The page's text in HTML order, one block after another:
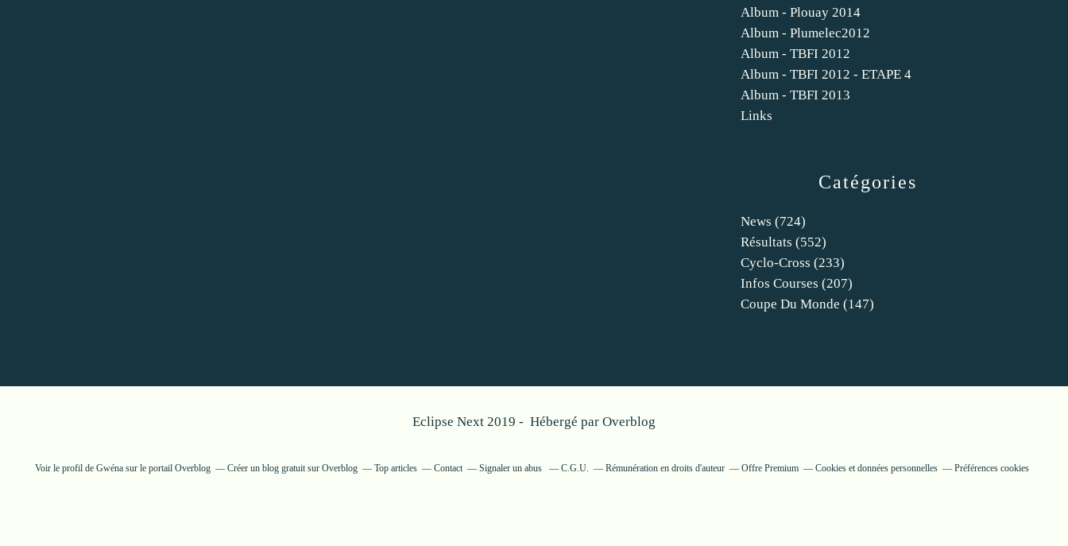
Catégories
News (724)
Résultats (552)
Cyclo-Cross (233)
Infos Courses (207)
Coupe Du Monde (147)
Album - Plouay 2014
Album - Plumelec2012
Album - TBFI 2012
Album - TBFI 2012 - ETAPE 4
Album - TBFI 2013
Links
Eclipse Next 2019 - Hébergé par Overblog
Voir le profil de Gwénasur le portail Overblog Créer un blog gratuit sur Overblog Top articles Contact Signaler un abus C.G.U. Rémunération en droits d'auteur Offre Premium Cookies et données personnelles Préférences cookies